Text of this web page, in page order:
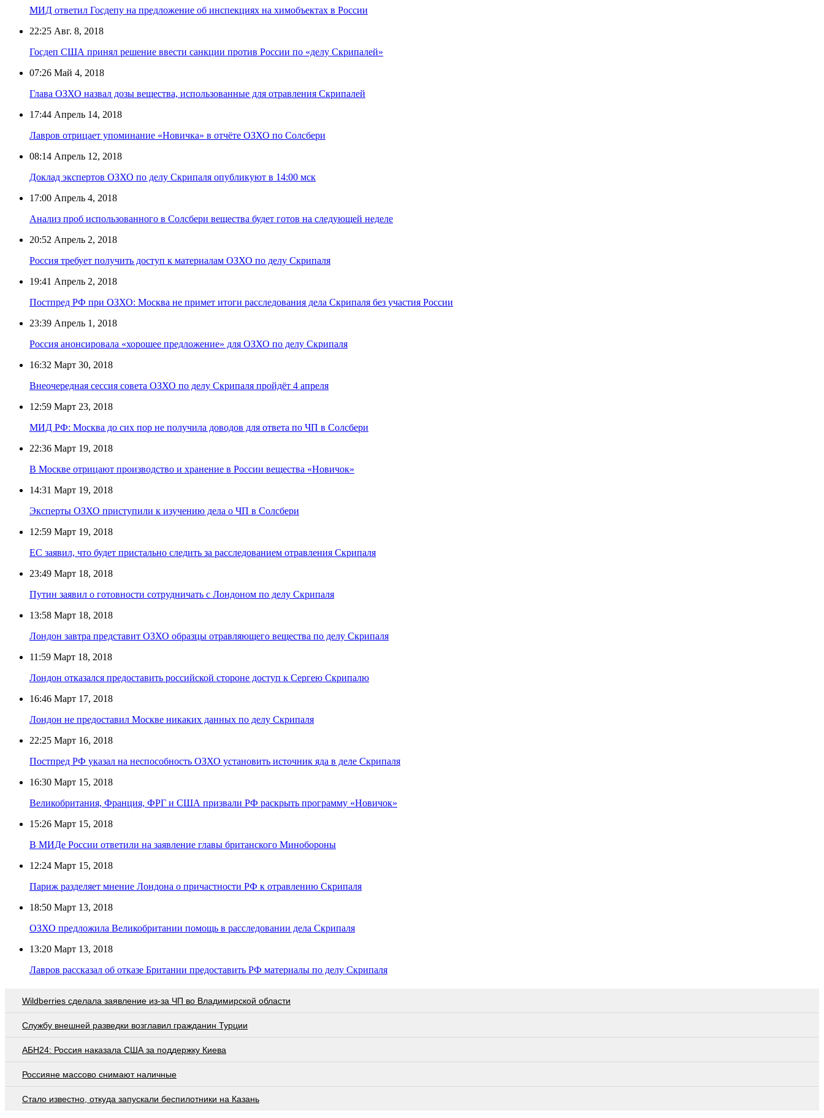
МИД ответил Госдепу на предложение об инспекциях на химобъектах в России
22:25 Авг. 8, 2018
Госдеп США принял решение ввести санкции против России по «делу Скрипалей»
07:26 Май 4, 2018
Глава ОЗХО назвал дозы вещества, использованные для отравления Скрипалей
17:44 Апрель 14, 2018
Лавров отрицает упоминание «Новичка» в отчёте ОЗХО по Солсбери
08:14 Апрель 12, 2018
Доклад экспертов ОЗХО по делу Скрипаля опубликуют в 14:00 мск
17:00 Апрель 4, 2018
Анализ проб использованного в Солсбери вещества будет готов на следующей неделе
20:52 Апрель 2, 2018
Россия требует получить доступ к материалам ОЗХО по делу Скрипаля
19:41 Апрель 2, 2018
Постпред РФ при ОЗХО: Москва не примет итоги расследования дела Скрипаля без участия России
23:39 Апрель 1, 2018
Россия анонсировала «хорошее предложение» для ОЗХО по делу Скрипаля
16:32 Март 30, 2018
Внеочередная сессия совета ОЗХО по делу Скрипаля пройдёт 4 апреля
12:59 Март 23, 2018
МИД РФ: Москва до сих пор не получила доводов для ответа по ЧП в Солсбери
22:36 Март 19, 2018
В Москве отрицают производство и хранение в России вещества «Новичок»
14:31 Март 19, 2018
Эксперты ОЗХО приступили к изучению дела о ЧП в Солсбери
12:59 Март 19, 2018
ЕС заявил, что будет пристально следить за расследованием отравления Скрипаля
23:49 Март 18, 2018
Путин заявил о готовности сотрудничать с Лондоном по делу Скрипаля
13:58 Март 18, 2018
Лондон завтра представит ОЗХО образцы отравляющего вещества по делу Скрипаля
11:59 Март 18, 2018
Лондон отказался предоставить российской стороне доступ к Сергею Скрипалю
16:46 Март 17, 2018
Лондон не предоставил Москве никаких данных по делу Скрипаля
22:25 Март 16, 2018
Постпред РФ указал на неспособность ОЗХО установить источник яда в деле Скрипаля
16:30 Март 15, 2018
Великобритания, Франция, ФРГ и США призвали РФ раскрыть программу «Новичок»
15:26 Март 15, 2018
В МИДе России ответили на заявление главы британского Минобороны
12:24 Март 15, 2018
Париж разделяет мнение Лондона о причастности РФ к отравлению Скрипаля
18:50 Март 13, 2018
ОЗХО предложила Великобритании помощь в расследовании дела Скрипаля
13:20 Март 13, 2018
Лавров рассказал об отказе Британии предоставить РФ материалы по делу Скрипаля
Wildberries cделала заявление из-за ЧП во Владимирской области
Службу внешней разведки возглавил гражданин Турции
АБН24: Россия наказала США за поддержку Киева
Россияне массово снимают наличные
Стало известно, откуда запускали беспилотники на Казань